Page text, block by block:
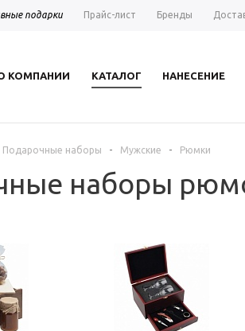
подарки Прайс-лист Бренды
КОМПАНИИ КАТАЛОГ НАНЕСЕНИЕ
Подарочные наборы - Мужские - Рюмки
наборы